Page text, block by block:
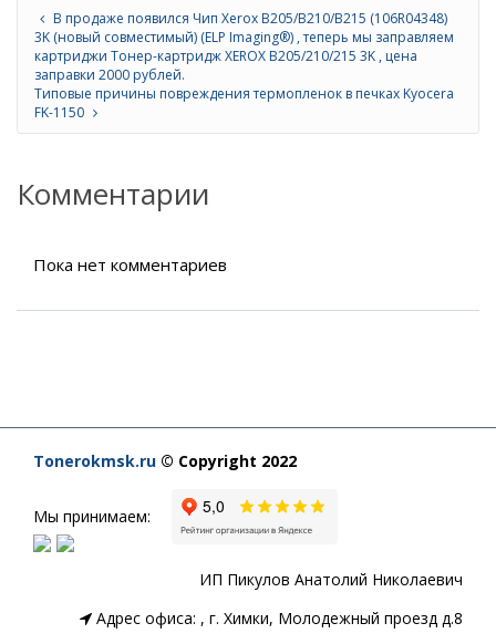
В продаже появился Чип Xerox B205/B210/B215 (106R04348)
3K (новый совместимый) (ELP Imaging®) , теперь мы заправляем
картриджи Тонер-картридж XEROX B205/210/215 3K , цена
заправки 2000 рублей.
Типовые причины повреждения термопленок в печках Kyocera
FK-1150
Комментарии
Пока нет комментариев
Tonerokmsk.ru © Copyright 2022
Мы принимаем:
ИП Пикулов Анатолий Николаевич
Адрес офиса: , г. Химки, Молодежный проезд д.8